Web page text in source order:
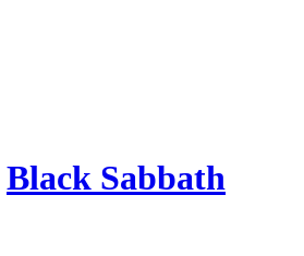
Black Sabbath